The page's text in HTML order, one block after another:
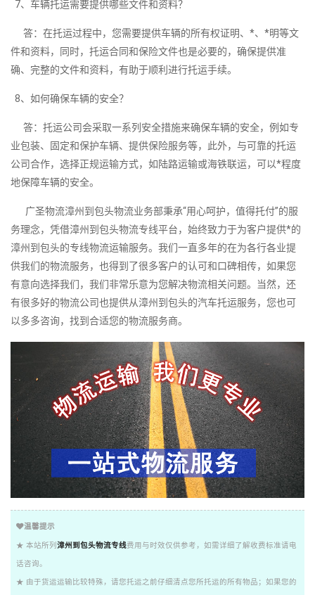
7、车辆托运需要提供哪些文件和资料？
答：在托运过程中，您需要提供车辆的所有权证明、*、*明等文
件和资料，同时，托运合同和保险文件也是必要的，确保提供准
确、完整的文件和资料，有助于顺利进行托运手续。
8、如何确保车辆的安全？
答：托运公司会采取一系列安全措施来确保车辆的安全，例如专
业包装、固定和保护车辆、提供保险服务等，此外，与可靠的托运
公司合作，选择正规运输方式，如陆路运输或海铁联运，可以*程度
地保障车辆的安全。
广圣物流漳州到包头物流业务部秉承“用心呵护，值得托付”的服
务理念，凭借漳州到包头物流专线平台，始终致力于为客户提供*的
漳州到包头的专线物流运输服务。我们一直多年的在为各行各业提
供我们的物流服务，也得到了很多客户的认可和口碑相传，如果您
有意向选择我们，我们非常乐意为您解决物流相关问题。当然，还
有很多好的物流公司也提供从漳州到包头的汽车托运服务，您也可
以多多咨询，找到合适您的物流服务商。
温馨提示
★ 本站所列 漳州到包头物流专线费用与时效仅供参考，如需详细了解收费标准请电
话咨询。
★ 由于货运运输比较特殊，请您托运之前仔细清点您所托运的所有物品；如果您的